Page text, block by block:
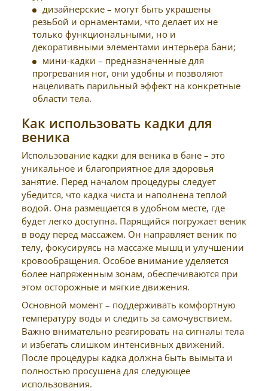
дизайнерские – могут быть украшены
резьбой и орнаментами, что делает их не
только функциональными, но и
декоративными элементами интерьера бани;
мини-кадки – предназначенные для
прогревания ног, они удобны и позволяют
нацеливать парильный эффект на конкретные
области тела.
Как использовать кадки для
веника
Использование кадки для веника в бане – это
уникальное и благоприятное для здоровья
занятие. Перед началом процедуры следует
убедится, что кадка чиста и наполнена теплой
водой. Она размещается в удобном месте, где
будет легко доступна. Парящийся погружает веник
в воду перед массажем. Он направляет веник по
телу, фокусируясь на массаже мышц и улучшении
кровообращения. Особое внимание уделяется
более напряженным зонам, обеспечиваются при
этом осторожные и мягкие движения.
Основной момент – поддерживать комфортную
температуру воды и следить за самочувствием.
Важно внимательно реагировать на сигналы тела
и избегать слишком интенсивных движений.
После процедуры кадка должна быть вымыта и
полностью просушена для следующее
использования.